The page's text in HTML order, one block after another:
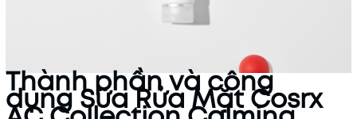
Thành phần và công
dụng Sữa Rửa Mặt Cosrx